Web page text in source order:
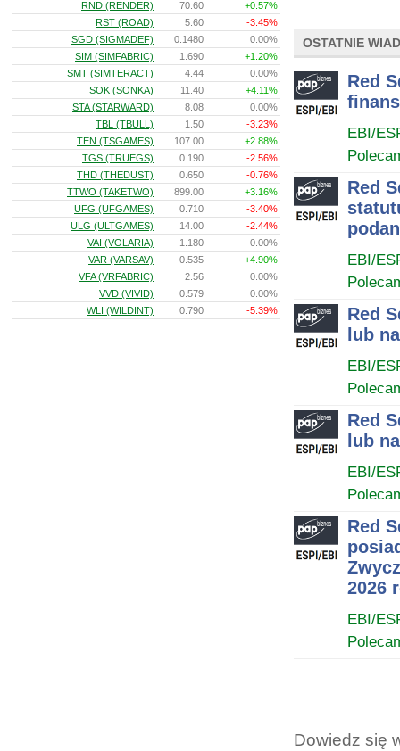
OSTATNIE
Red
EBI/
Red
EBI/
Red
lub
EBI/
Red
lub
EBI/
Red
2026
EBI/
Dowiedz się
RND (RENDER)
70.60
+0.57%
RST (ROAD)
5.60
-3.45%
SGD (SIGMADEF)
0.1480
0.00%
SIM (SIMFABRIC)
1.690
+1.20%
SMT (SIMTERACT)
4.44
0.00%
SOK (SONKA)
11.40
+4.11%
STA (STARWARD)
8.08
0.00%
TBL (TBULL)
1.50
-3.23%
TEN (TSGAMES)
107.00
+2.88%
TGS (TRUEGS)
0.190
-2.56%
THD (THEDUST)
0.650
-0.76%
TTWO (TAKETWO)
899.00
+3.16%
UFG (UFGAMES)
0.710
-3.40%
ULG (ULTGAMES)
14.00
-2.44%
VAI (VOLARIA)
1.180
0.00%
VAR (VARSAV)
0.535
+4.90%
VFA (VRFABRIC)
2.56
0.00%
VVD (VIVID)
0.579
0.00%
WLI (WILDINT)
0.790 -5.39%